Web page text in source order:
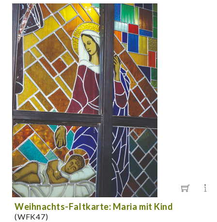
Weihnachts-Faltkarte: Maria mit Kind
(WFK47)